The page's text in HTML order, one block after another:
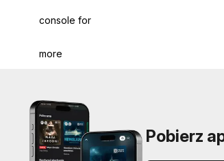
console for
more
Pobierz